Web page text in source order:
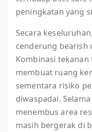
peningkatan yang
Secara
cenderung bearish
Kombinasi
membuat ruang
sementara risiko
diwaspadai.
menembus area
masih bergerak di